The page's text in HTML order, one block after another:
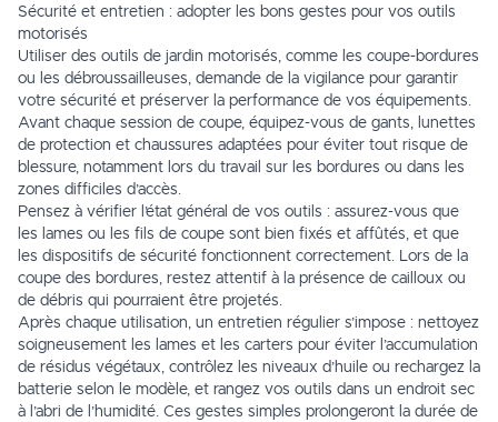
Sécurité et entretien : adopter les bons gestes pour vos outils
motorisés
Utiliser des outils de jardin motorisés, comme les coupe-bordures
ou les débroussailleuses, demande de la vigilance pour garantir
votre sécurité et préserver la performance de vos équipements.
Avant chaque session de coupe, équipez-vous de gants, lunettes
de protection et chaussures adaptées pour éviter tout risque de
blessure, notamment lors du travail sur les bordures ou dans les
zones difficiles d’accès.
Pensez à vérifier l’état général de vos outils : assurez-vous que
les lames ou les fils de coupe sont bien fixés et affûtés, et que
les dispositifs de sécurité fonctionnent correctement. Lors de la
coupe des bordures, restez attentif à la présence de cailloux ou
de débris qui pourraient être projetés.
Après chaque utilisation, un entretien régulier s’impose : nettoyez
soigneusement les lames et les carters pour éviter l’accumulation
de résidus végétaux, contrôlez les niveaux d’huile ou rechargez la
batterie selon le modèle, et rangez vos outils dans un endroit sec
à l’abri de l’humidité. Ces gestes simples prolongeront la durée de